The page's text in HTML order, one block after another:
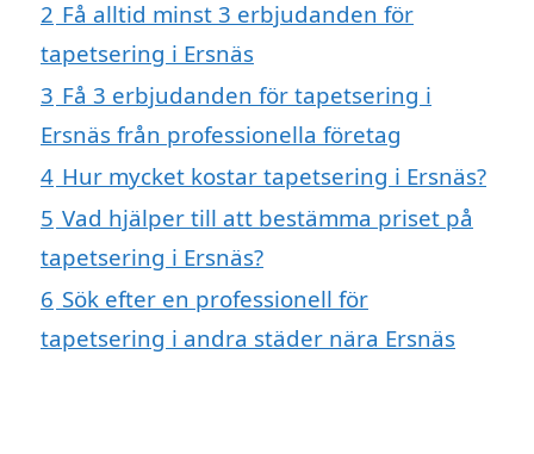
2 Få alltid minst 3 erbjudanden för
tapetsering i Ersnäs
3 Få 3 erbjudanden för tapetsering i
Ersnäs från professionella företag
4 Hur mycket kostar tapetsering i Ersnäs?
5 Vad hjälper till att bestämma priset på
tapetsering i Ersnäs?
6 Sök efter en professionell för
tapetsering i andra städer nära Ersnäs